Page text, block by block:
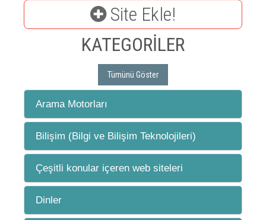
Site Ekle!
KATEGORİLER
Tümünü Göster
Arama Motorları
Bilişim (Bilgi ve Bilişim Teknolojileri)
Çeşitli konular içeren web siteleri
Dinler